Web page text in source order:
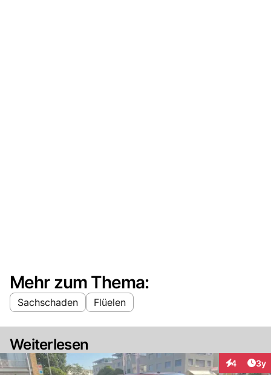
Mehr zum Thema:
Sachschaden Flüelen
Weiterlesen
4 3y